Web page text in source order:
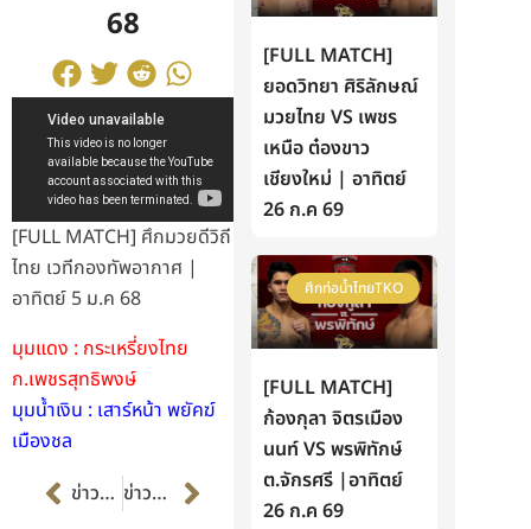
68
[FULL MATCH] ศึกมวยดีวิถี
ไทย เวทีกองทัพอากาศ |
อาทิตย์ 5 ม.ค 68
มุมแดง : กระเหรี่ยงไทย
ก.เพชรสุทธิพงษ์
มุมน้ำเงิน : เสาร์หน้า พยัคฆ์
เมืองชล
Prevข่าวก่อนหน้า ข่าวต่อไป Next
[FULL MATCH]
ยอดวิทยา ศิริลักษณ์
มวยไทย VS เพชร
เหนือ ต๋องขาว
เชียงใหม่ | อาทิตย์
26 ก.ค 69
ศึกท่อน้ำไทยTKO
[FULL MATCH]
ก้องกุลา จิตรเมือง
นนท์ VS พรพิทักษ์
ต.จักรศรี |อาทิตย์
26 ก.ค 69